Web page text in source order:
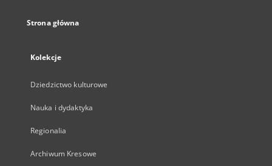
Strona główna
Kolekcje
Dziedzictwo kulturowe
Nauka i dydaktyka
Regionalia
Archiwum Kresowe